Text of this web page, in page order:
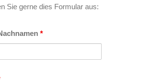
Sie gerne dies Formular aus:
*